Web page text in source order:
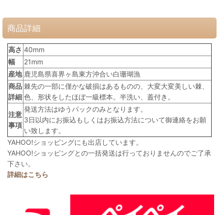
商品詳細
高さ 40mm
幅
21mm
産地 鹿児島県喜界ヶ島東方沖合い白珊瑚漁
商品
詳細
棘先の一部に僅かな破損はあるものの、大変大変美しい棘、
色、形状をしたほぼ一級標本。半洗い、蓋付き。
注意
事項
発送方法はゆうパックのみとなります。
3日以内にお振込もしくはお振込方法について御連絡をお願
い致します。
YAHOO!ショッピングにも出店しています。
YAHOO!ショッピングとの一括発送は行っておりませんのでご了承
下さい。
詳細はこちら